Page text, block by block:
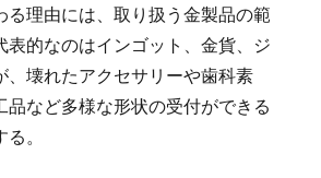
る理由には、取り扱う金製品の範
表的なのはインゴット、金貨、ジ
、壊れたアクセサリーや歯科素
品など多様な形状の受付ができる
。